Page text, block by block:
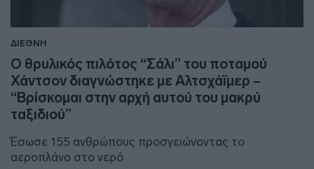
ΔΙΕΘΝΗ
Ο θρυλικός πιλότος “Σάλι” του ποταμού
Χάντσον διαγνώστηκε με Αλτσχάϊμερ –
“Βρίσκομαι στην αρχή αυτού του μακρύ
ταξιδιού”
Έσωσε 155 ανθρώπους προσγειώνοντας το
αεροπλάνο στο νερό